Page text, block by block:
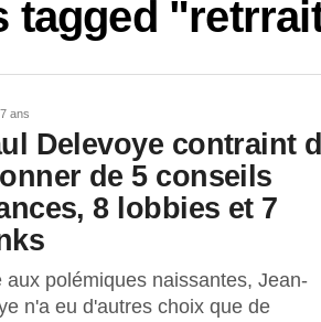
tagged
7 ans
Delevoye contraint
de 5 conseils
8 lobbies et 7
aux polémiques naissantes, Jean-
n'a eu d'autres choix que de